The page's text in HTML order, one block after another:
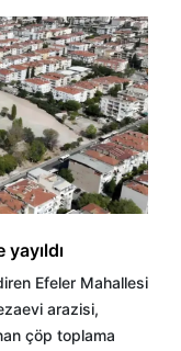
Efeler Mahallesi
arazisi,
çöp toplama